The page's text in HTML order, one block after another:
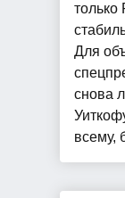
только
Для
снова
всему,